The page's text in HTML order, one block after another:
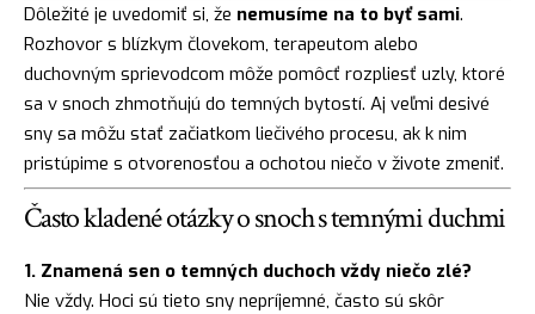
Dôležité je uvedomiť si, že nemusíme na to byť sami.
Rozhovor s blízkym človekom, terapeutom alebo
duchovným sprievodcom môže pomôcť rozpliesť uzly, ktoré
sa v snoch zhmotňujú do temných bytostí. Aj veľmi desivé
sny sa môžu stať začiatkom liečivého procesu, ak k nim
pristúpime s otvorenosťou a ochotou niečo v živote zmeniť.
Často kladené otázky o snoch s temnými duchmi
1. Znamená sen o temných duchoch vždy niečo zlé?
Nie vždy. Hoci sú tieto sny nepríjemné, často sú skôr